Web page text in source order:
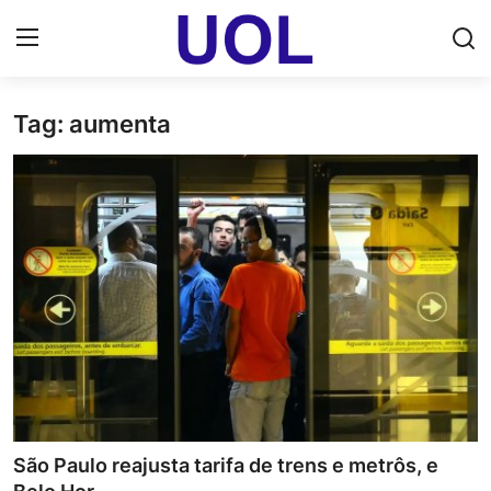
Login
UOL Email Entrar
UOL ADS
Uol pt Bate Papo Gratis
Mundo
Economia
Dólar Cotação de Hoje
Tag: aumenta
São Paulo reajusta tarifa de trens e metrôs, e